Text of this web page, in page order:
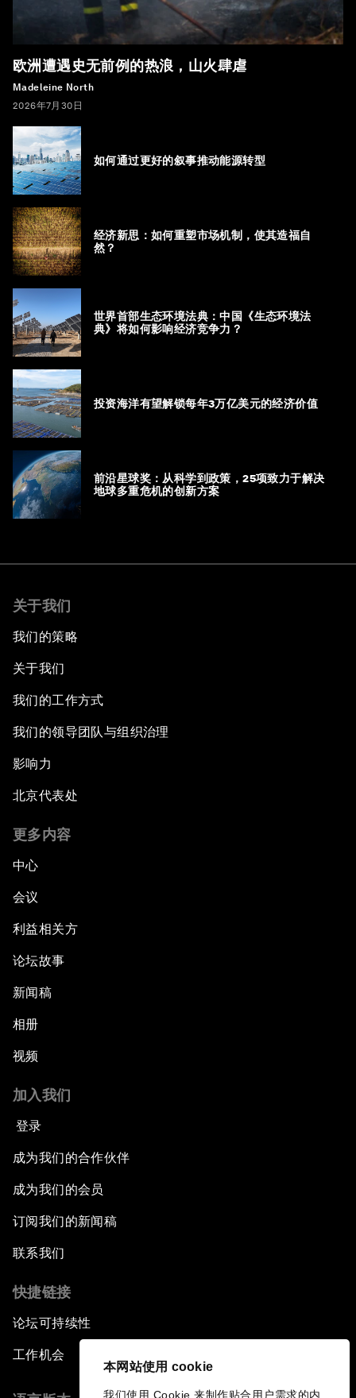
本网站使用 cookie
我们使用 Cookie 来制作贴合用户需求的内
欧洲遭遇史无前例的热浪，山火肆虐
Madeleine North
2026年7月30日
如何通过更好的叙事推动能源转型
经济新思：如何重塑市场机制，使其造福自
然？
世界首部生态环境法典：中国《生态环境法
典》将如何影响经济竞争力？
投资海洋有望解锁每年3万亿美元的经济价值
前沿星球奖：从科学到政策，25项致力于解决
地球多重危机的创新方案
关于我们
我们的策略
关于我们
我们的工作方式
我们的领导团队与组织治理
影响力
北京代表处
更多内容
中心
会议
利益相关方
论坛故事
新闻稿
相册
视频
加入我们
登录
成为我们的合作伙伴
成为我们的会员
订阅我们的新闻稿
联系我们
快捷链接
论坛可持续性
工作机会